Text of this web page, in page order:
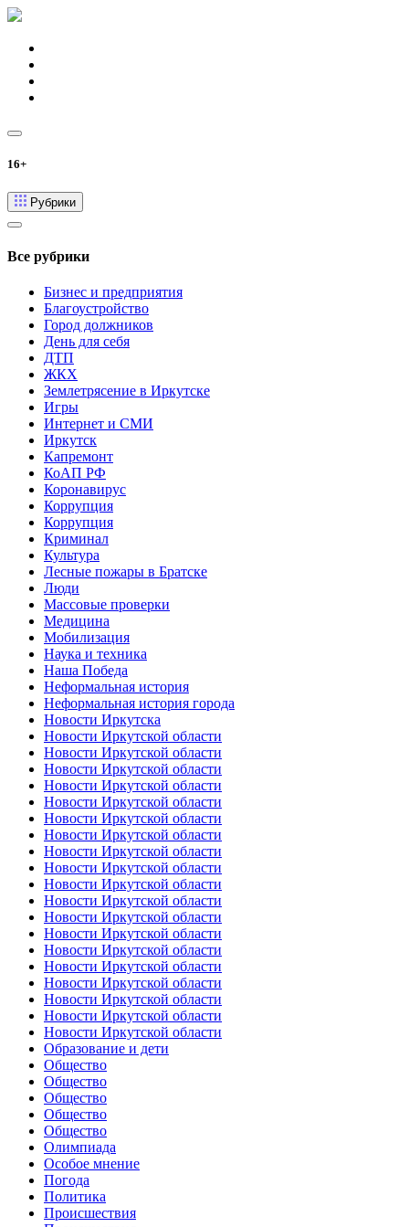
16+
Рубрики
Все рубрики
Бизнес и предприятия
Благоустройство
Город должников
День для себя
ДТП
ЖКХ
Землетрясение в Иркутске
Игры
Интернет и СМИ
Иркутск
Капремонт
КоАП РФ
Коронавирус
Коррупция
Коррупция
Криминал
Культура
Лесные пожары в Братске
Люди
Массовые проверки
Медицина
Мобилизация
Наука и техника
Наша Победа
Неформальная история
Неформальная история города
Новости Иркутска
Новости Иркутской области
Новости Иркутской области
Новости Иркутской области
Новости Иркутской области
Новости Иркутской области
Новости Иркутской области
Новости Иркутской области
Новости Иркутской области
Новости Иркутской области
Новости Иркутской области
Новости Иркутской области
Новости Иркутской области
Новости Иркутской области
Новости Иркутской области
Новости Иркутской области
Новости Иркутской области
Новости Иркутской области
Новости Иркутской области
Новости Иркутской области
Образование и дети
Общество
Общество
Общество
Общество
Общество
Олимпиада
Особое мнение
Погода
Политика
Происшествия